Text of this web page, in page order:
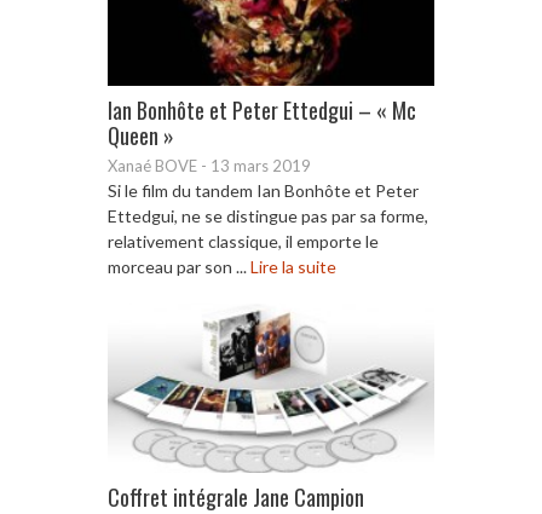
Ian Bonhôte et Peter Ettedgui – « Mc
Queen »
Xanaé BOVE - 13 mars 2019
Si le film du tandem Ian Bonhôte et Peter
Ettedgui, ne se distingue pas par sa forme,
relativement classique, il emporte le
morceau par son ...Lire la suite
Coffret intégrale Jane Campion